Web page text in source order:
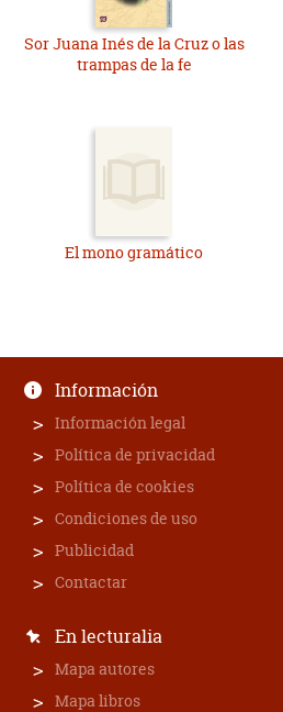
Sor Juana Inés de la Cruz o las
trampas de la fe
El mono gramático
Información
Información legal
Política de privacidad
Política de cookies
Condiciones de uso
Publicidad
Contactar
En lecturalia
Mapa autores
Mapa libros